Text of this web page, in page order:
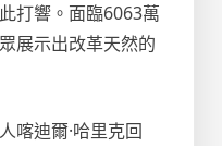
打響。面臨6063萬
展示出改革天然的
喀迪爾·哈里克回